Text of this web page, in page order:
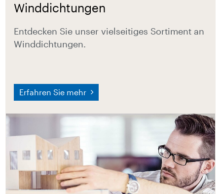
Winddichtungen
Entdecken Sie unser vielseitiges Sortiment an
Winddichtungen.
Erfahren Sie mehr